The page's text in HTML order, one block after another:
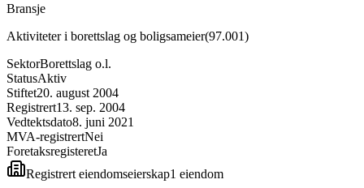
Bransje
Aktiviteter i borettslag og boligsameier(97.001)
SektorBorettslag o.l.
StatusAktiv
Stiftet20. august 2004
Registrert13. sep. 2004
Vedtektsdato8. juni 2021
MVA-registrertNei
ForetaksregisteretJa
Registrert eiendomseierskap1 eiendom